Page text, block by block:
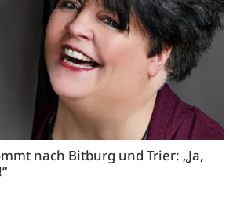
nach Bitburg und Trier: „Ja,